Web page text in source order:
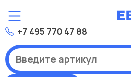
+7 495 770 47 88